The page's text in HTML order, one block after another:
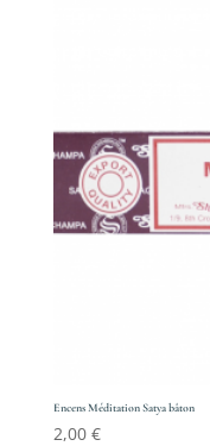
Encens Méditation Satya bâton
2,00 €